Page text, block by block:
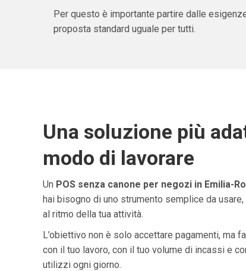
Per questo è importante partire dalle
proposta standard uguale per tutti.
Una soluzione più
modo di lavorare
Un POS senza canone per negozi in Emilia-
hai bisogno di uno strumento semplice da
al ritmo della tua attività.
L’obiettivo non è solo accettare pagamenti, ma
con il tuo lavoro, con il tuo volume di incassi e
utilizzi ogni giorno.